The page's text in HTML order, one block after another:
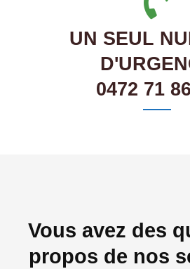
UN SEUL
0472 71
Vous avez des
propos de nos